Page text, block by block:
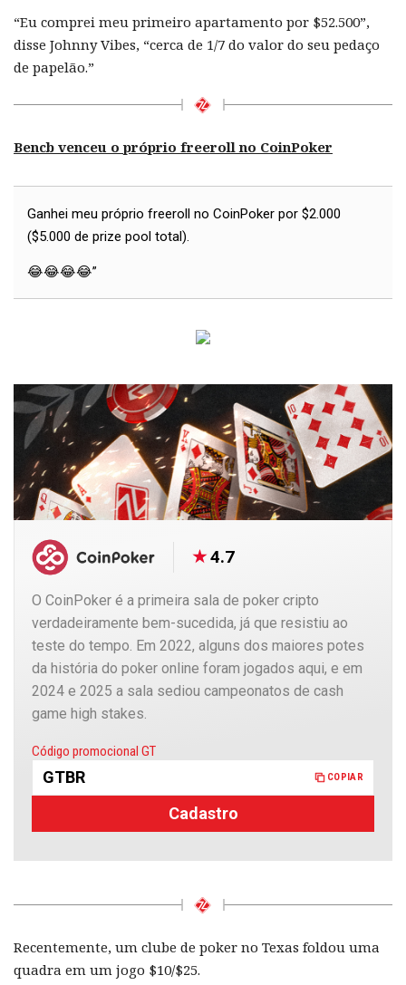
“Eu comprei meu primeiro apartamento por $52.500”,
disse Johnny Vibes, “cerca de 1/7 do valor do seu pedaço
de papelão.”
Bencb venceu o próprio freeroll no CoinPoker
Ganhei meu próprio freeroll no CoinPoker por $2.000
($5.000 de prize pool total).
😂😂😂😂”
4.7
O CoinPoker é a primeira sala de poker cripto
verdadeiramente bem-sucedida, já que resistiu ao
teste do tempo. Em 2022, alguns dos maiores potes
da história do poker online foram jogados aqui, e em
2024 e 2025 a sala sediou campeonatos de cash
game high stakes.
Código promocional GT
GTBR COPIAR
Cadastro
Recentemente, um clube de poker no Texas foldou uma
quadra em um jogo $10/$25.